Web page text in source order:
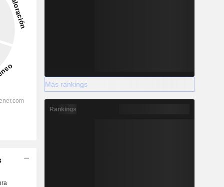
Más rankings
Rankings